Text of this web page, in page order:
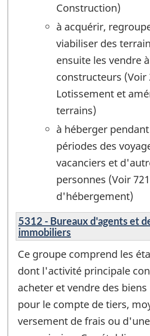
Construction)
à acquérir,
viabiliser des
ensuite les vendre
constructeurs (Voir
Lotissement et
terrains)
à héberger
périodes des
vacanciers et
personnes (Voir
d'hébergement)
5312 - Bureaux d'agents et
immobiliers
Ce groupe comprend les
dont l'activité principale
acheter et vendre des
pour le compte de tiers,
versement de frais ou d'une